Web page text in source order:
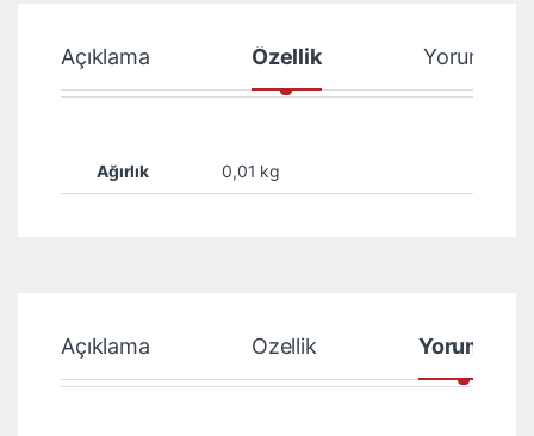
Açıklama Özellik Yorumlar
Ağırlık 0,01 kg
Açıklama Özellik Yorumlar